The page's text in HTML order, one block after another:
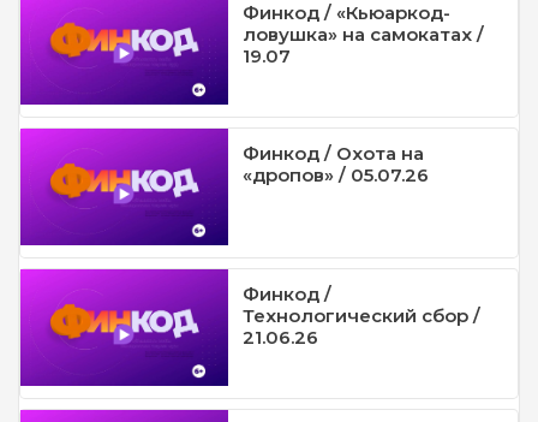
Финкод / «Кьюаркод-
ловушка» на самокатах /
19.07
Финкод / Охота на
«дропов» / 05.07.26
Финкод /
Технологический сбор /
21.06.26